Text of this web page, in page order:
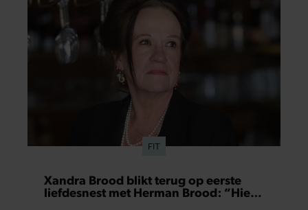
FIT
Xandra Brood blikt terug op eerste
liefdesnest met Herman Brood: “Hier